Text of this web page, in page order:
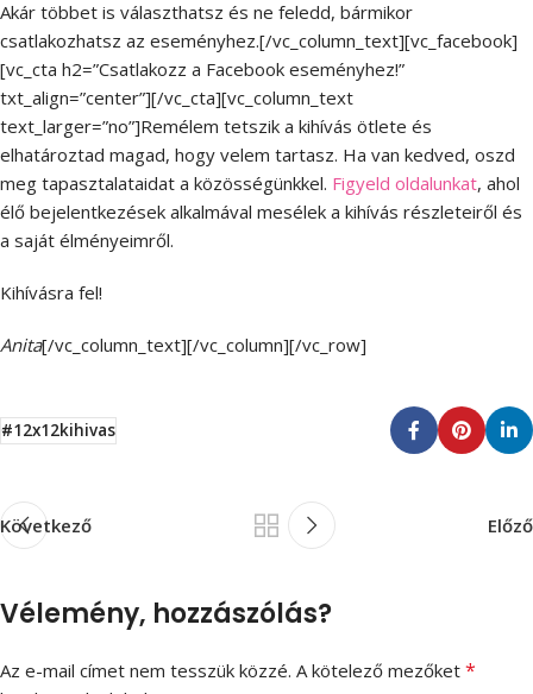
Akár többet is választhatsz és ne feledd, bármikor
csatlakozhatsz az eseményhez.[/vc_column_text][vc_facebook]
[vc_cta h2=”Csatlakozz a Facebook eseményhez!”
txt_align=”center”][/vc_cta][vc_column_text
text_larger=”no”]Remélem tetszik a kihívás ötlete és
elhatároztad magad, hogy velem tartasz. Ha van kedved, oszd
meg tapasztalataidat a közösségünkkel. Figyeld oldalunkat, ahol
élő bejelentkezések alkalmával mesélek a kihívás részleteiről és
a saját élményeimről.
Kihívásra fel!
Anita[/vc_column_text][/vc_column][/vc_row]
#12x12kihivas
Következő Előző
Vélemény, hozzászólás?
Az e-mail címet nem tesszük közzé. A kötelező mezőket *